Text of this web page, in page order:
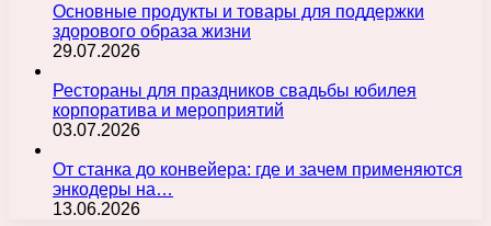
Основные продукты и товары для поддержки
здорового образа жизни
29.07.2026
Рестораны для праздников свадьбы юбилея
корпоратива и мероприятий
03.07.2026
От станка до конвейера: где и зачем применяются
энкодеры на…
13.06.2026